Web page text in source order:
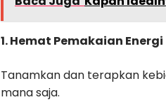
1. Hemat Pemakaian Energi
Tanamkan dan terapkan
mana saja.